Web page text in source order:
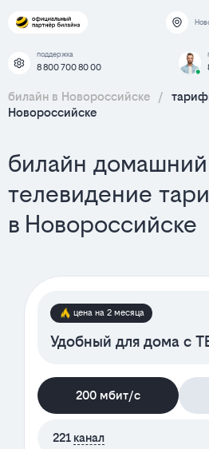
поддержка
8 800 700 80 00
билайн в Новороссийске /
Новороссийске
билайн
телевидение
в Новороссийске
цена на 2 месяца
Удобный для дома с
200 мбит/с
221 канал